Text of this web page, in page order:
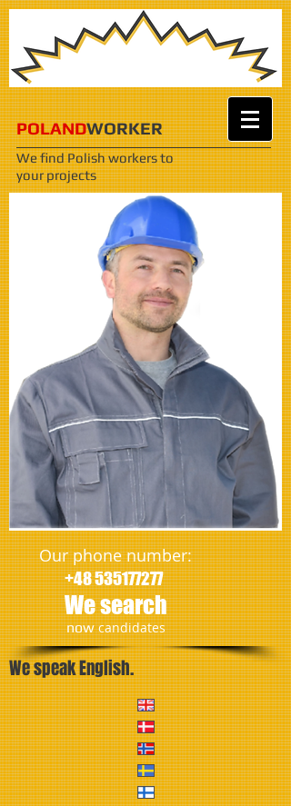
POLANDWORKER
We find Polish workersto
your projects
Our phone number:
+48 535177277
We search
​nowcandidates
We speak English.